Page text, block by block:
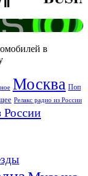
в
Москва Поп
Релакс радио из России
России